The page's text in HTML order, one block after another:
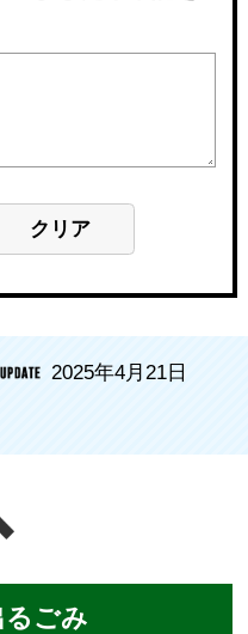
2025年4月21日
るごみ